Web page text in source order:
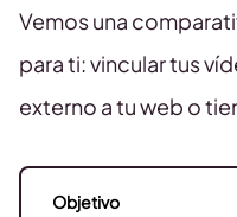
Vemos una
para ti: vincular tus
externo a tu web o
Objetivo